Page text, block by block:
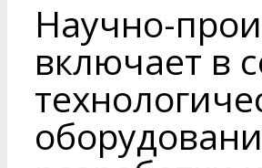
Научно-
включает в